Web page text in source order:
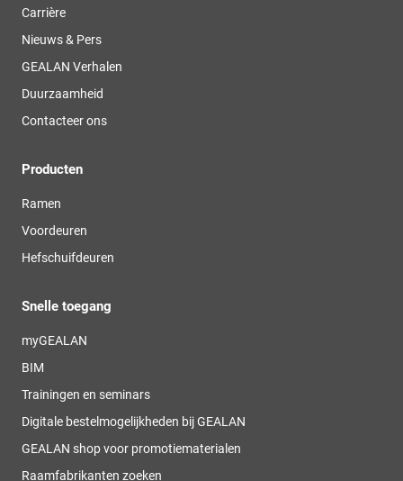
Carrière
Nieuws & Pers
GEALAN Verhalen
Duurzaamheid
Contacteer ons
Producten
Ramen
Voordeuren
Hefschuifdeuren
Snelle toegang
myGEALAN
BIM
Trainingen en seminars
Digitale bestelmogelijkheden bij GEALAN
GEALAN shop voor promotiematerialen
Raamfabrikanten zoeken